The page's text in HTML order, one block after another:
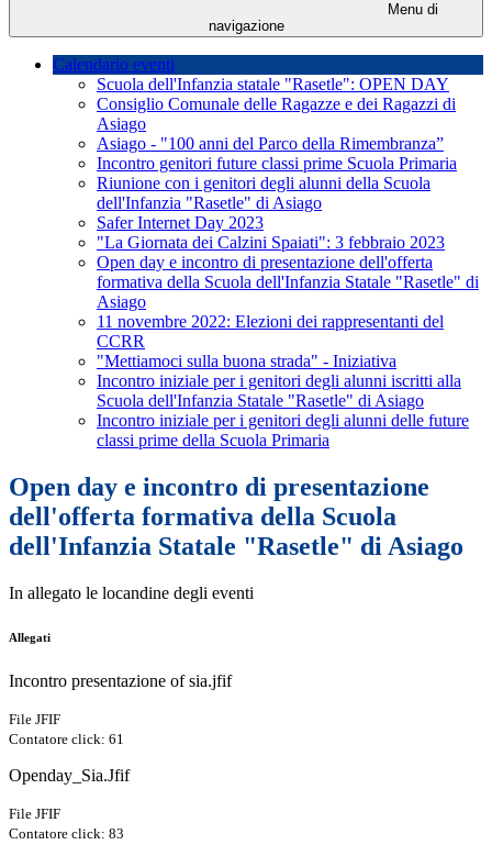
Menu di
navigazione
Calendario eventi
Scuola dell'Infanzia statale "Rasetle": OPEN DAY
Consiglio Comunale delle Ragazze e dei Ragazzi di
Asiago
Asiago - "100 anni del Parco della Rimembranza”
Incontro genitori future classi prime Scuola Primaria
Riunione con i genitori degli alunni della Scuola
dell'Infanzia "Rasetle" di Asiago
Safer Internet Day 2023
"La Giornata dei Calzini Spaiati": 3 febbraio 2023
Open day e incontro di presentazione dell'offerta
formativa della Scuola dell'Infanzia Statale "Rasetle" di
Asiago
11 novembre 2022: Elezioni dei rappresentanti del
CCRR
"Mettiamoci sulla buona strada" - Iniziativa
Incontro iniziale per i genitori degli alunni iscritti alla
Scuola dell'Infanzia Statale "Rasetle" di Asiago
Incontro iniziale per i genitori degli alunni delle future
classi prime della Scuola Primaria
Open day e incontro di presentazione
dell'offerta formativa della Scuola
dell'Infanzia Statale "Rasetle" di Asiago
In allegato le locandine degli eventi
Allegati
Incontro presentazione of sia.jfif
File JFIF
Contatore click: 61
Openday_Sia.Jfif
File JFIF
Contatore click: 83